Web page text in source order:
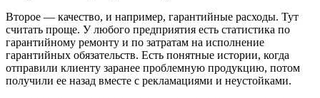
Второе — качество, и например, гарантийные расходы. Тут
считать проще. У любого предприятия есть статистика по
гарантийному ремонту и по затратам на исполнение
гарантийных обязательств. Есть понятные истории, когда
отправили клиенту заранее проблемную продукцию, потом
получили ее назад вместе с рекламациями и неустойками.